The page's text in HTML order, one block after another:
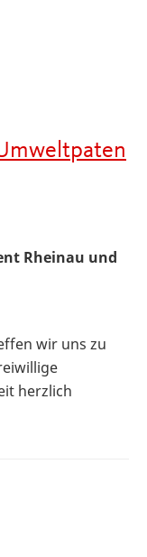
Rheinau und
wir uns zu
herzlich